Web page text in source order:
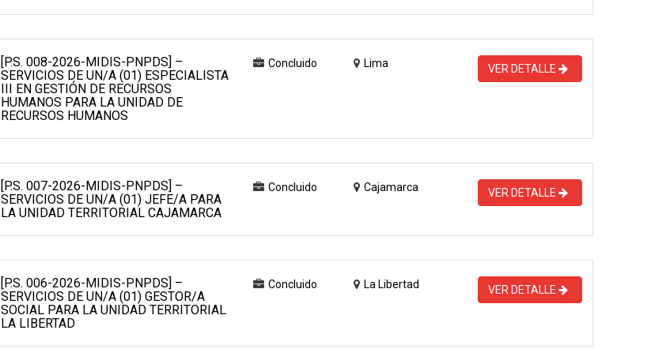
[P.S. 008-2026-MIDIS-PNPDS] –
SERVICIOS DE UN/A (01) ESPECIALISTA
III EN GESTIÓN DE RECURSOS
HUMANOS PARA LA UNIDAD DE
RECURSOS HUMANOS
Concluido Lima VER DETALLE
[P.S. 007-2026-MIDIS-PNPDS] –
SERVICIOS DE UN/A (01) JEFE/A PARA
LA UNIDAD TERRITORIAL CAJAMARCA
Concluido Cajamarca VER DETALLE
[P.S. 006-2026-MIDIS-PNPDS] –
SERVICIOS DE UN/A (01) GESTOR/A
SOCIAL PARA LA UNIDAD TERRITORIAL
LA LIBERTAD
Concluido La Libertad VER DETALLE